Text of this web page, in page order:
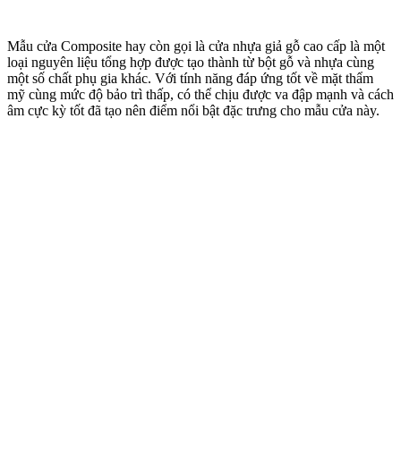
Mẫu cửa Composite hay còn gọi là cửa nhựa giả gỗ cao cấp là một
loại nguyên liệu tổng hợp được tạo thành từ bột gỗ và nhựa cùng
một số chất phụ gia khác. Với tính năng đáp ứng tốt về mặt thẩm
mỹ cùng mức độ bảo trì thấp, có thể chịu được va đập mạnh và cách
âm cực kỳ tốt đã tạo nên điểm nổi bật đặc trưng cho mẫu cửa này.